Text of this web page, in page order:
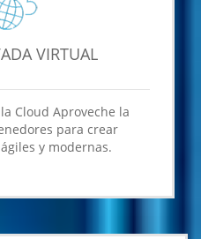
VIRTUAL
Cloud Aproveche la
para crear
y modernas.